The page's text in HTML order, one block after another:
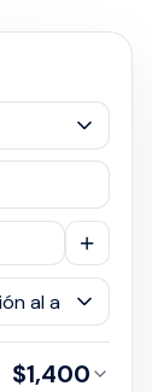
+
$1,400